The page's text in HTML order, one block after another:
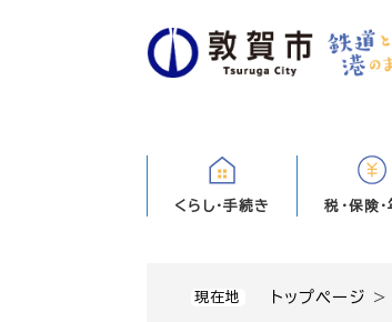
くらし・手続き 税・保険
現在地 トップページ